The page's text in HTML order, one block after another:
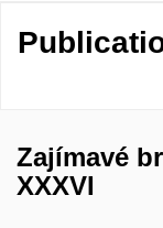
Zajímavé
XXXVI